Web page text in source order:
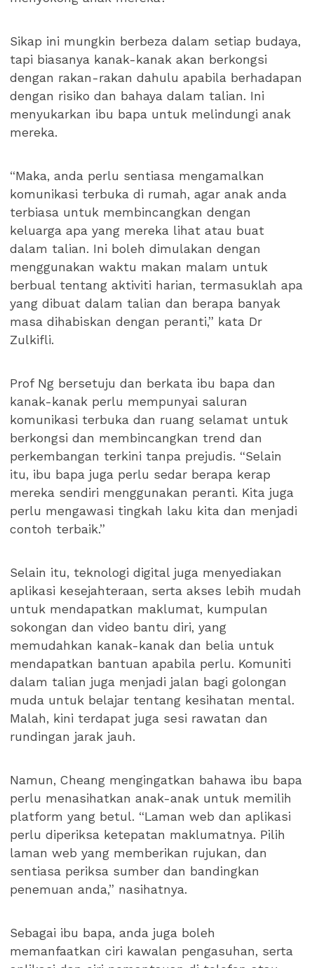
Sikap ini mungkin berbeza dalam setiap budaya,
tapi biasanya kanak-kanak akan berkongsi
dengan rakan-rakan dahulu apabila berhadapan
dengan risiko dan bahaya dalam talian. Ini
menyukarkan ibu bapa untuk melindungi anak
mereka.
“Maka, anda perlu sentiasa mengamalkan
komunikasi terbuka di rumah, agar anak anda
terbiasa untuk membincangkan dengan
keluarga apa yang mereka lihat atau buat
dalam talian. Ini boleh dimulakan dengan
menggunakan waktu makan malam untuk
berbual tentang aktiviti harian, termasuklah apa
yang dibuat dalam talian dan berapa banyak
masa dihabiskan dengan peranti,” kata Dr
Zulkifli.
Prof Ng bersetuju dan berkata ibu bapa dan
kanak-kanak perlu mempunyai saluran
komunikasi terbuka dan ruang selamat untuk
berkongsi dan membincangkan trend dan
perkembangan terkini tanpa prejudis. “Selain
itu, ibu bapa juga perlu sedar berapa kerap
mereka sendiri menggunakan peranti. Kita juga
perlu mengawasi tingkah laku kita dan menjadi
contoh terbaik.”
Selain itu, teknologi digital juga menyediakan
aplikasi kesejahteraan, serta akses lebih mudah
untuk mendapatkan maklumat, kumpulan
sokongan dan video bantu diri, yang
memudahkan kanak-kanak dan belia untuk
mendapatkan bantuan apabila perlu. Komuniti
dalam talian juga menjadi jalan bagi golongan
muda untuk belajar tentang kesihatan mental.
Malah, kini terdapat juga sesi rawatan dan
rundingan jarak jauh.
Namun, Cheang mengingatkan bahawa ibu bapa
perlu menasihatkan anak-anak untuk memilih
platform yang betul. “Laman web dan aplikasi
perlu diperiksa ketepatan maklumatnya. Pilih
laman web yang memberikan rujukan, dan
sentiasa periksa sumber dan bandingkan
penemuan anda,” nasihatnya.
Sebagai ibu bapa, anda juga boleh
memanfaatkan ciri kawalan pengasuhan, serta